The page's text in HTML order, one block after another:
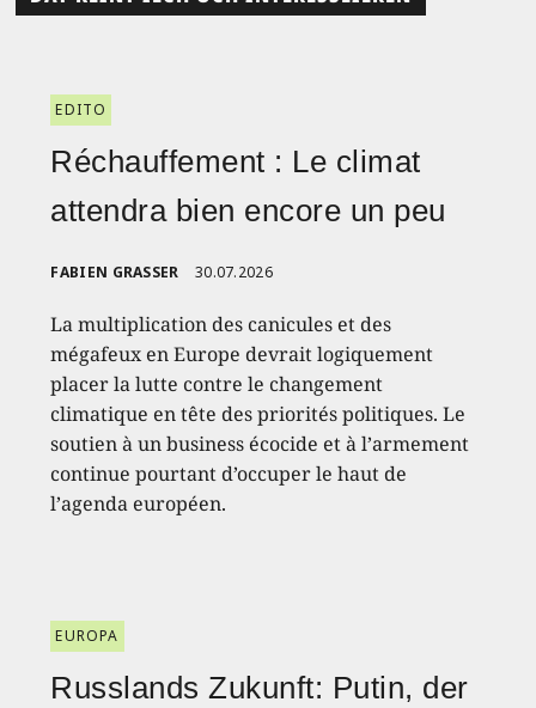
EDITO
Réchauffement : Le climat
attendra bien encore un peu
FABIEN GRASSER 30.07.2026
La multiplication des canicules et des
mégafeux en Europe devrait logiquement
placer la lutte contre le changement
climatique en tête des priorités politiques. Le
soutien à un business écocide et à l’armement
continue pourtant d’occuper le haut de
l’agenda européen.
EUROPA
Russlands Zukunft: Putin, der